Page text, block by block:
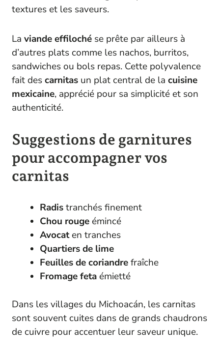
textures et les saveurs.
La viandeeffiloché se prête par ailleurs à
d’autres plats comme les nachos, burritos,
sandwiches ou bols repas. Cette polyvalence
fait descarnitas un plat central de la cuisine
mexicaine, apprécié pour sa simplicité et son
authenticité.
Suggestions de garnitures
pour accompagner vos
carnitas
Radistranchés finement
Chou rouge émincé
Avocaten tranches
Quartiers de lime
Feuilles de coriandrefraîche
Fromage feta émietté
Dans les villages du Michoacán, les carnitas
sont souvent cuites dans de grands chaudrons
de cuivre pour accentuer leur saveur unique.